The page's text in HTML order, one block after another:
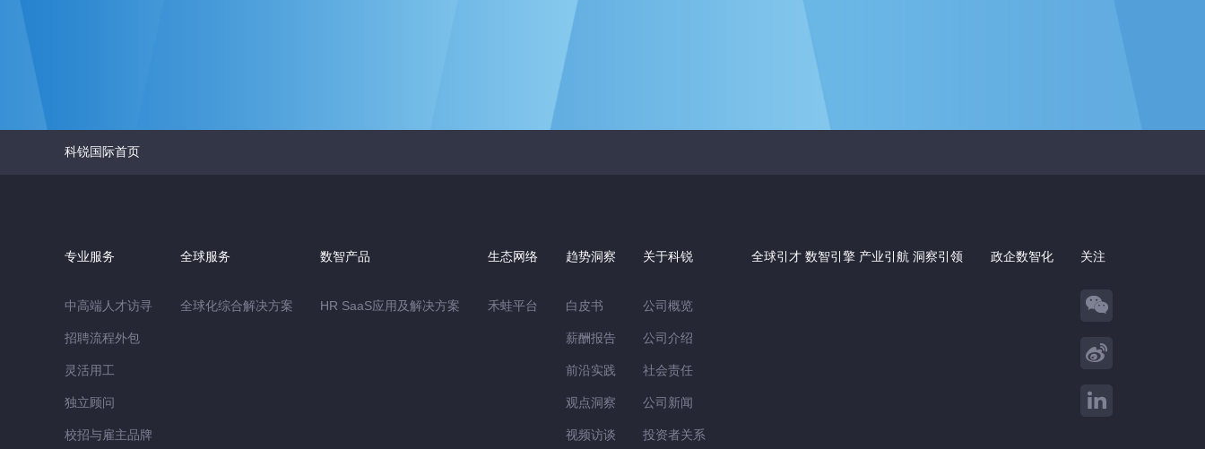
科锐国际首页
专业服务
中高端人才访寻
招聘流程外包
灵活用工
独立顾问
校招与雇主品牌
全球服务
全球化综合解决方案
数智产品
HR SaaS应用及解决方案
生态网络
禾蛙平台
趋势洞察
白皮书
薪酬报告
前沿实践
观点洞察
视频访谈
关于科锐
公司概览
公司介绍
社会责任
公司新闻
投资者关系
全球引才 数智引擎 产业引航 洞察引领 政企数智化 关注